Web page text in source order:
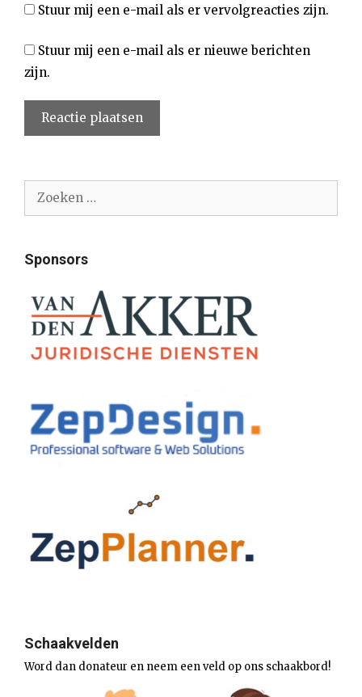
Stuur mij een e-mail als er vervolgreacties zijn.
Stuur mij een e-mail als er nieuwe berichten
zijn.
naar:
Sponsors
Schaakvelden
Word dan donateur en neem een veld op ons schaakbord!